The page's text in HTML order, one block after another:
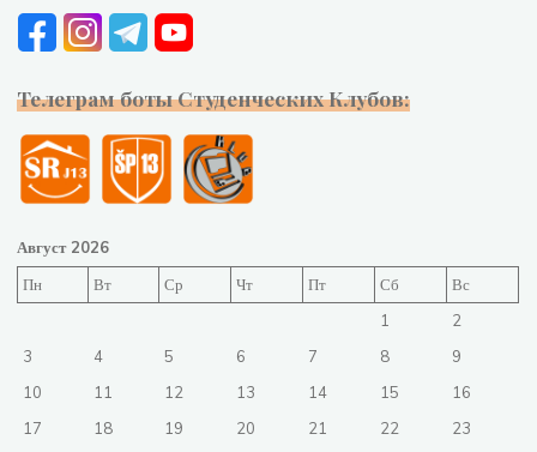
Телеграм боты Студенческих Клубов:
Август 2026
Пн
Вт Ср Чт Пт Сб
Вс
1
2
3
4 5 6 7 8
9
10
11 12 13 14 15
16
17
18 19 20 21 22
23